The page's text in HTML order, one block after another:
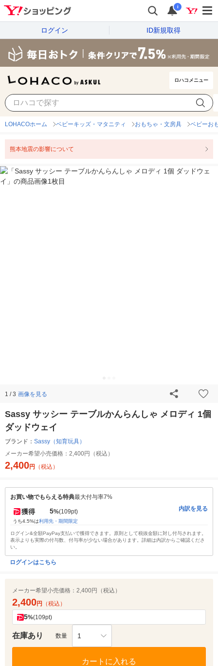
i
ログイン ID新規取得
ロハコメニュー
LOHACOホーム ベビーキッズ・マタニティ おもちゃ・文房具 ベビーお
熊本地震の影響について
1 / 3 画像を見る
Sassy サッシー テーブルかんらんしゃ メロディ 1個
ダッドウェイ
ブランド： Sassy（知育玩具）
メーカー希望小売価格： 2,400円（税込）
2,400円 （税込）
お買い物でもらえる特典最大付与率7%
獲得 5%(109pt)
うち4.5%は利用先・期間限定
内訳を見る
ログイン&全額PayPay支払いで獲得できます。原則として税抜金額に対し付与されます。
表示よりも実際の付与数、付与率が少ない場合があります。詳細は内訳からご確認くださ
い。
ログインはこちら
メーカー希望小売価格： 2,400円（税込）
2,400円 （税込）
5%(109pt)
在庫あり 数量 1
カートに入れる